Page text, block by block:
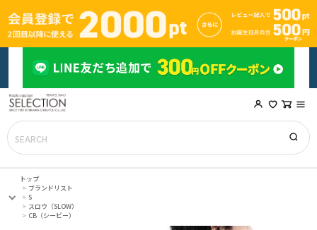
トップ
ブランドリスト
S
スロウ（SLOW）
CB（シービー）